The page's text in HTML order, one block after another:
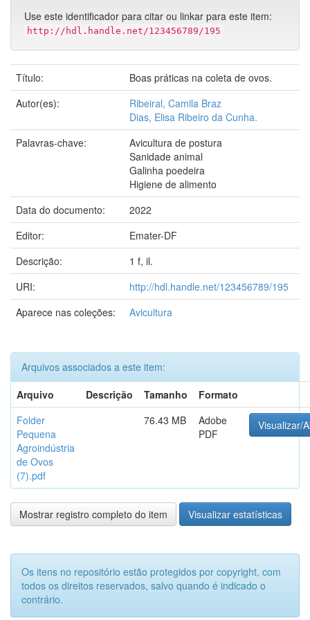
Use este identificador para citar ou linkar para este item:
http://hdl.handle.net/123456789/195
Título:
Boas práticas na coleta de ovos.
Autor(es):
Ribeiral, Camila Braz
Dias, Elisa Ribeiro da Cunha.
Palavras-chave:
Avicultura de postura
Sanidade animal
Galinha poedeira
Higiene de alimento
Data do documento:
2022
Editor:
Emater-DF
Descrição:
1 f, il.
URI:
http://hdl.handle.net/123456789/195
Aparece nas coleções:
Avicultura
Arquivos associados a este item:
Arquivo
Descrição Tamanho
Formato
Folder
Pequena
Agroindústria
de Ovos
(7).pdf
76.43 MB
Adobe
PDF
Visualizar/
Mostrar registro completo do item Visualizar estatísticas
Os itens no repositório estão protegidos por copyright, com
todos os direitos reservados, salvo quando é indicado o
contrário.